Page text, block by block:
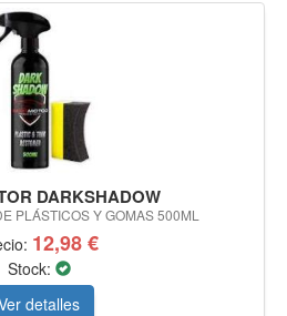
DARKSHADOW
PLÁSTICOS Y GOMAS 500ML
12,98 €
Stock:
detalles